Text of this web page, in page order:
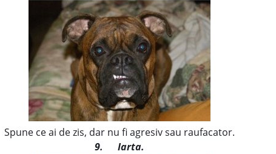
Spune ce ai de zis, dar nu fi agresiv sau raufacator.
9. Iarta.